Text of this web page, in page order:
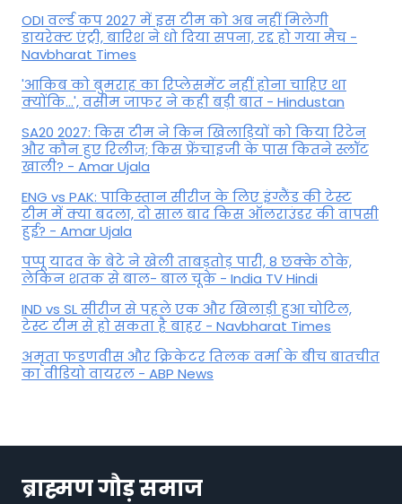
ODI वर्ल्ड कप 2027 में इस टीम को अब नहीं मिलेगी
डायरेक्ट एंट्री, बारिश ने धो दिया सपना, रद्द हो गया मैच -
Navbharat Times
'आकिब को बुमराह का रिप्लेसमेंट नहीं होना चाहिए था
क्योंकि...', वसीम जाफर ने कही बड़ी बात - Hindustan
SA20 2027: किस टीम ने किन खिलाड़ियों को किया रिटेन
और कौन हुए रिलीज; किस फ्रेंचाइजी के पास कितने स्लॉट
खाली? - Amar Ujala
ENG vs PAK: पाकिस्तान सीरीज के लिए इंग्लैंड की टेस्ट
टीम में क्या बदला, दो साल बाद किस ऑलराउंडर की वापसी
हुई? - Amar Ujala
पप्पू यादव के बेटे ने खेली ताबड़तोड़ पारी, 8 छक्के ठोके,
लेकिन शतक से बाल- बाल चूके - India TV Hindi
IND vs SL सीरीज से पहले एक और खिलाड़ी हुआ चोटिल,
टेस्ट टीम से हो सकता है बाहर - Navbharat Times
अमृता फडणवीस और क्रिकेटर तिलक वर्मा के बीच बातचीत
का वीडियो वायरल - ABP News
ब्राह्मण गौड़ समाज